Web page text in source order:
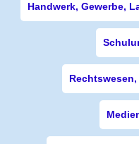
Handwerk, Gewerbe,